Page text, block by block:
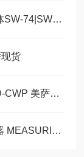
日本IMV爱睦威地震仪日本测振仪半导体SW-74|SW-72
货
AND爱安德 防尘(防水)台秤显示器FG-D-CWP 美萨科技全系列代理
武藏musashi容积计量式数字控制分配器 MEASURING MASTER MPP-5-S